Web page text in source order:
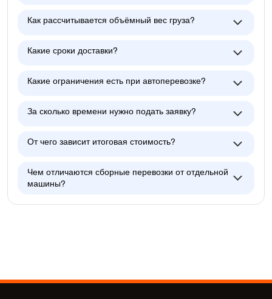
Как рассчитывается объёмный вес груза?
Какие сроки доставки?
Какие ограничения есть при автоперевозке?
За сколько времени нужно подать заявку?
От чего зависит итоговая стоимость?
Чем отличаются сборные перевозки от отдельной
машины?